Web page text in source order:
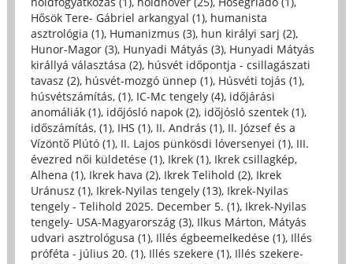
Hősök Tere- Gábriel arkangyal (1), humanista
asztrológia (1), Humanizmus (3), hun királyi sarj (2),
Hunor-Magor (3), Hunyadi Mátyás (3), Hunyadi Mátyás
királlyá választása (2), húsvét időpontja - csillagászati
tavasz (2), húsvét-mozgó ünnep (1), Húsvéti tojás (1),
húsvétszámítás, (1), IC-Mc tengely (4), időjárási
anomáliák (1), időjósló napok (2), időjósló szentek (1),
időszámítás, (1), IHS (1), II. András (1), II. József és a
Vízöntő Plútó (1), II. Lajos pünkösdi lóversenyei (1), III.
évezred női küldetése (1), Ikrek (1), Ikrek csillagkép,
Alhena (1), Ikrek hava (2), Ikrek Telihold (2), Ikrek
Uránusz (1), Ikrek-Nyilas tengely (13), Ikrek-Nyilas
tengely - Telihold 2025. December 5. (1), Ikrek-Nyilas
tengely- USA-Magyarország (3), Ilkus Márton, Mátyás
udvari asztrológusa (1), Illés égbeemelkedése (1), Illés
próféta - július 20. (1), Illés szekere (1), Illés szekere-